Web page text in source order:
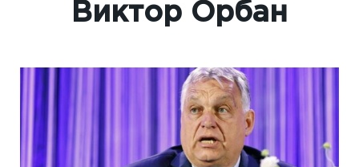
Виктор Орбан